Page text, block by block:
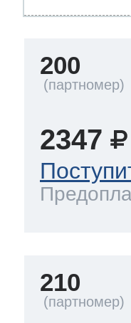
200
2347
210